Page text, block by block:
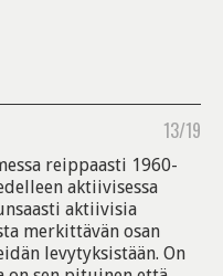
13/19
reippaasti 1960-
aktiivisessa
aktiivisia
merkittävän osan
levytyksistään. On